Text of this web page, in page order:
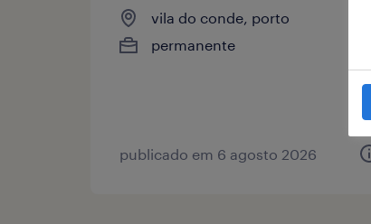
vila do conde, porto
permanente
publicado em 6 agosto 2026